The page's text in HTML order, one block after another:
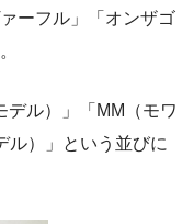
ーフル」「オンザゴ
デル）」「MM（モワ
ル）」という並びに